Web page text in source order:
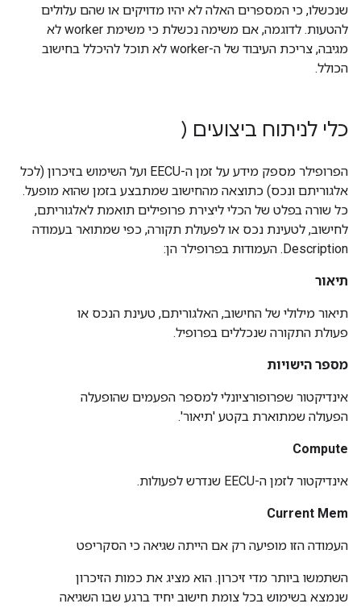
שנכשלו, כי המספרים האלה לא יהיו מדויקים או שהם עלולים
להטעות. לדוגמה, אם משימה נכשלת כי משימת worker לא
מגיבה, צריכת העיבוד של ה-worker לא תוכל להיכלל בחישוב
הכולל.
כלי לניתוח ביצועים (
הפרופילר מספק מידע על זמן ה-EECU ועל השימוש בזיכרון (לכל
אלגוריתם ונכס) כתוצאה מהחישוב שמתבצע בזמן שהוא מופעל.
כל שורה בפלט של הכלי ליצירת פרופילים תואמת לאלגוריתם,
לחישוב, לטעינת נכס או לפעולת תקורה, כפי שמתואר בעמודה
Description. העמודות בפרופילר הן:
תיאור
תיאור מילולי של החישוב, האלגוריתם, טעינת הנכס או
פעולת התקורה שנכללים בפרופיל.
מספר הישויות
אינדיקטור שפרופורציונלי למספר הפעמים שהופעלה
הפעולה שמתוארת בקטע 'תיאור'.
Compute
אינדיקטור לזמן ה-EECU שנדרש לפעולות.
Current Mem
העמודה הזו מופיעה רק אם הייתה שגיאה כי הסקריפט
השתמשו ביותר מדי זיכרון. הוא מציג את כמות הזיכרון
שנמצא בשימוש בכל צומת חישוב יחיד ברגע שבו השגיאה